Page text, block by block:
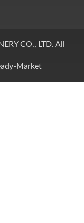
CO., LTD. All
Market